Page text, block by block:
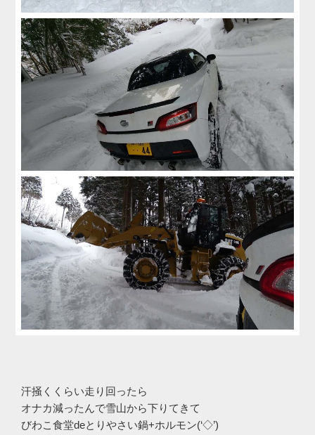
汗掻くくらい走り回ったら
オナカ減ったんで雪山から下りてきて
びわこ食堂deとりやさい鍋+ホルモン(‘◇’)ゞ